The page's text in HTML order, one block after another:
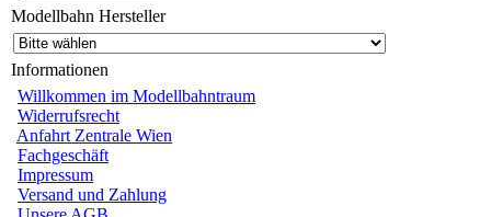
Modellbahn Hersteller
Informationen
Willkommen im Modellbahntraum
Widerrufsrecht
Anfahrt Zentrale Wien
Fachgeschäft
Impressum
Versand und Zahlung